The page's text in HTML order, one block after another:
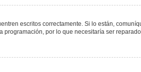
escritos correctamente. Si lo están,
programación, por lo que necesitaría ser